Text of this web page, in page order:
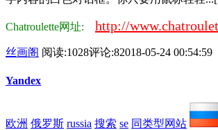
Chatroulette网址: http://
丝画阁 阅读:1028评论:82018-05-24 00:54:59
Yandex
欧洲 俄罗斯 russia 搜索 se 同类型网站